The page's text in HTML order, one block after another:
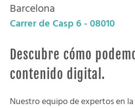
Barcelona
Carrer de Casp 6 - 08010
Descubre cómo
contenido digital.
Nuestro equipo de expertos en